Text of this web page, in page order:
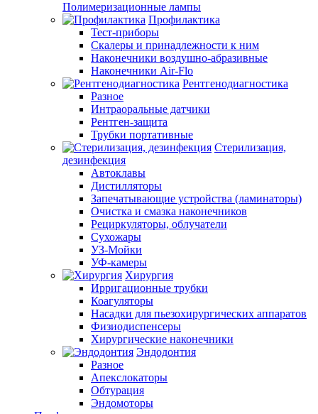
Полимеризационные лампы
Профилактика
Тест-приборы
Скалеры и принадлежности к ним
Наконечники воздушно-абразивные
Наконечники Air-Flo
Рентгенодиагностика
Разное
Интраоральные датчики
Рентген-защита
Трубки портативные
Стерилизация,
дезинфекция
Автоклавы
Дистилляторы
Запечатывающие устройства (ламинаторы)
Очистка и смазка наконечников
Рециркуляторы, облучатели
Сухожары
УЗ-Мойки
УФ-камеры
Хирургия
Ирригационные трубки
Коагуляторы
Насадки для пьезохирургических аппаратов
Физиодиспенсеры
Хирургические наконечники
Эндодонтия
Разное
Апекслокаторы
Обтурация
Эндомоторы